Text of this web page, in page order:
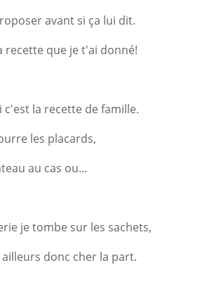
avant si ça lui dit.
recette que je t'ai donné!
la recette de famille.
les placards,
au cas ou...
je tombe sur les sachets,
ailleurs donc cher la part.